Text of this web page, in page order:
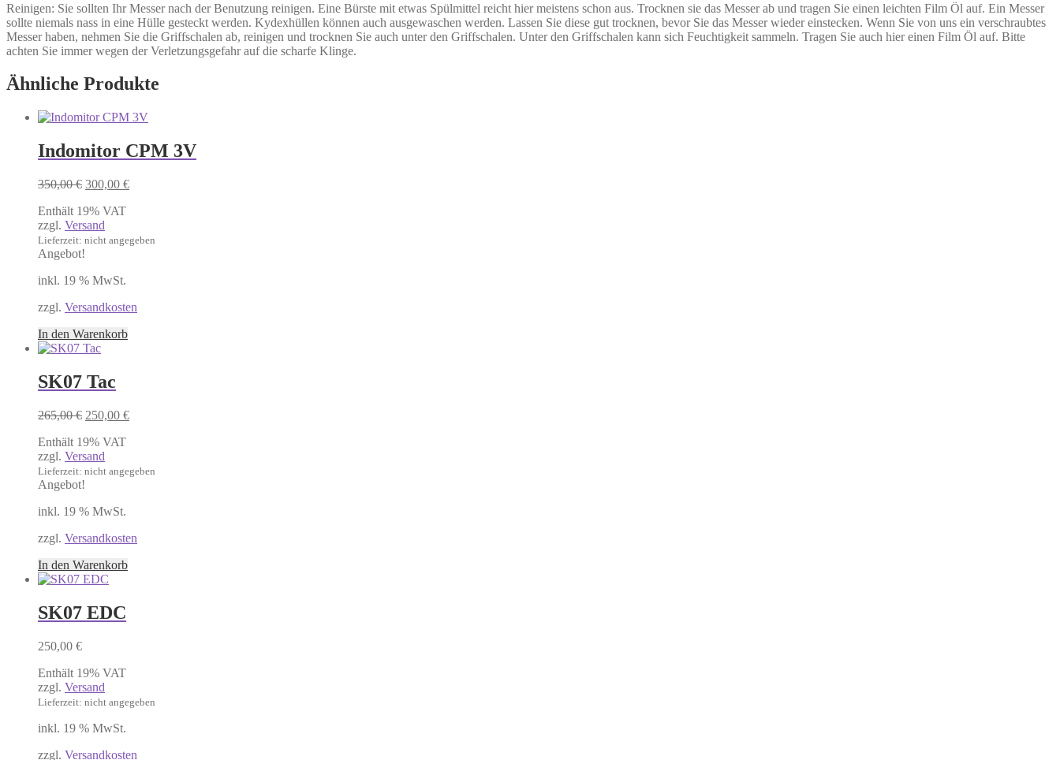
Reinigen: Sie sollten Ihr Messer nach der Benutzung reinigen. Eine Bürste mit etwas Spülmittel reicht hier meistens schon aus. Trocknen sie das Messer ab und tragen Sie einen leichten Film Öl auf. Ein Messer
sollte niemals nass in eine Hülle gesteckt werden. Kydexhüllen können auch ausgewaschen werden. Lassen Sie diese gut trocknen, bevor Sie das Messer wieder einstecken. Wenn Sie von uns ein verschraubtes
Messer haben, nehmen Sie die Griffschalen ab, reinigen und trocknen Sie auch unter den Griffschalen. Unter den Griffschalen kann sich Feuchtigkeit sammeln. Tragen Sie auch hier einen Film Öl auf. Bitte
achten Sie immer wegen der Verletzungsgefahr auf die scharfe Klinge.
Ähnliche Produkte
Indomitor CPM 3V
350,00€ Ursprünglicher
war:
350,00 €
300,00 €Aktueller
Enthält 19% VAT
zzgl. Versand
Lieferzeit: nicht angegeben
Angebot!
inkl. 19 % MwSt.
zzgl. Versandkosten
In den Warenkorb
SK07 Tac
265,00€ Ursprünglicher
war:
265,00 €
250,00 €Aktueller
Enthält 19% VAT
zzgl. Versand
Lieferzeit: nicht angegeben
Angebot!
inkl. 19 % MwSt.
zzgl. Versandkosten
In den Warenkorb
SK07 EDC
250,00 €
Enthält 19% VAT
zzgl. Versand
Lieferzeit: nicht angegeben
inkl. 19 % MwSt.
zzgl. Versandkosten